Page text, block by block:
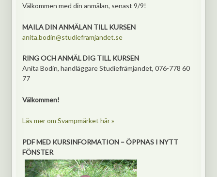
Välkommen med din anmälan, senast 9/9!
MAILA DIN ANMÄLAN TILL KURSEN
anita.bodin@studieframjandet.se
RING OCH ANMÄL DIG TILL KURSEN
Anita Bodin, handläggare Studiefrämjandet, 076-778 60
77
Välkommen!
Läs mer om Svampmärket här »
PDF MED KURSINFORMATION – ÖPPNAS I NYTT
FÖNSTER